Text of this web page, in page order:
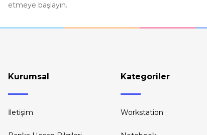
etmeye başlayın.
Kurumsal
İletişim
Kategoriler
Workstation